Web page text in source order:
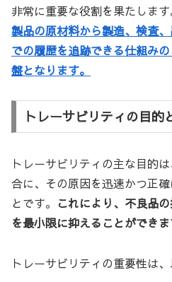
非常に重要な役割を果たします
製品の原材料から製造、検査
での履歴を追跡できる仕組み
盤となります。
トレーサビリティの目的
トレーサビリティの主な目的
合に、その原因を迅速かつ正
とです。 これにより、不良品
を最小限に抑えることができま
トレーサビリティの重要性は